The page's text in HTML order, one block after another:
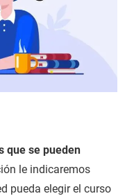
que se pueden
le indicaremos
pueda elegir el curso